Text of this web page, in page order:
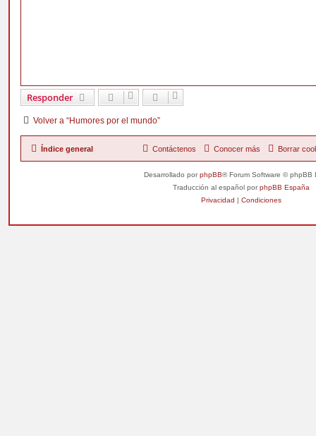
Responder
Volver a “Humores por el mundo”
Índice general Borrar
Conocer más
Contáctenos
Desarrollado porphpBB® Forum Software © phpBB
Traducción al español porphpBB España
Privacidad | Condiciones